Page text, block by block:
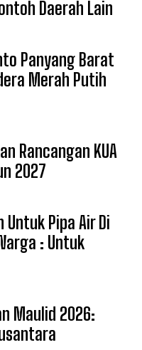
Daerah Lain
Panyang Barat
Merah Putih
Rancangan KUA
2027
Pipa Air Di
: Untuk
Maulid 2026: